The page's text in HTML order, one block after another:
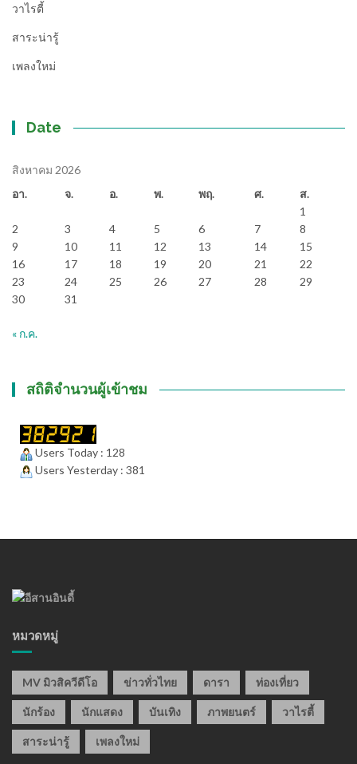
วาไรตี้
สาระน่ารู้
เพลงใหม่
Date
สิงหาคม 2026
อา.
จ. อ. พ. พฤ. ศ.
ส.
1
2
3 4 5 6 7
8
9
10 11 12 13 14
15
16
17 18 19 20 21
22
23
24 25 26 27 28
29
30
31
« ก.ค.
สถิติจำนวนผู้เข้าชม
Users Today : 128
Users Yesterday : 381
หมวดหมู่
MV มิวสิควีดีโอ ข่าวทั่วไทย ดารา ท่องเที่ยว
นักร้อง นักแสดง บันเทิง ภาพยนตร์ วาไรตี้
สาระน่ารู้ เพลงใหม่